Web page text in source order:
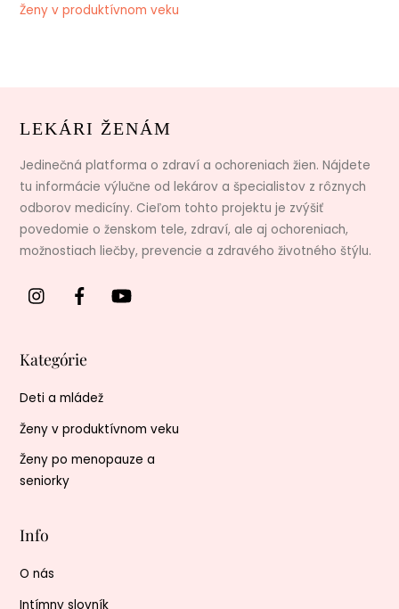
Ženy v produktívnom veku
LEKÁRI ŽENÁM
Jedinečná platforma o zdraví a ochoreniach žien. Nájdete
tu informácie výlučne od lekárov a špecialistov z rôznych
odborov medicíny. Cieľom tohto projektu je zvýšiť
povedomie o ženskom tele, zdraví, ale aj ochoreniach,
možnostiach liečby, prevencie a zdravého životného štýlu.
Kategórie
Deti a mládež
Ženy v produktívnom veku
Ženy po menopauze a
seniorky
Info
O nás
Intímny slovník